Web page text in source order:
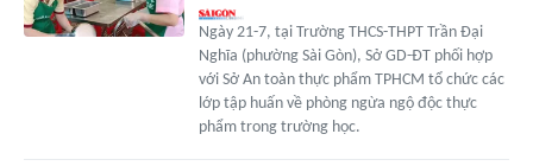
Ngày 21-7, tại Trường THCS-THPT Trần Đại
Nghĩa (phường Sài Gòn), Sở GD-ĐT phối hợp
với Sở An toàn thực phẩm TPHCM tổ chức các
lớp tập huấn về phòng ngừa ngộ độc thực
phẩm trong trường học.